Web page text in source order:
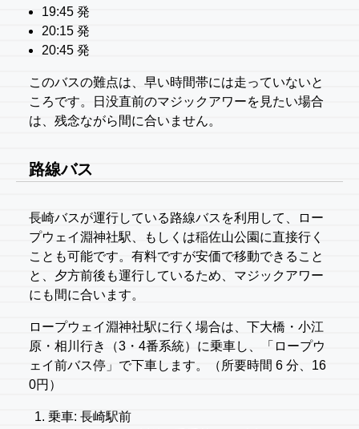
19:45 発
20:15 発
20:45 発
このバスの難点は、早い時間帯には走っていないと
ころです。日没直前のマジックアワーを見たい場合
は、残念ながら間に合いません。
路線バス
長崎バスが運行している路線バスを利用して、ロー
プウェイ淵神社駅、もしくは稲佐山公園に直接行く
ことも可能です。有料ですが安価で移動できること
と、夕方前後も運行しているため、マジックアワー
にも間に合います。
ロープウェイ淵神社駅に行く場合は、下大橋・小江
原・相川行き（3・4番系統）に乗車し、「ロープウ
ェイ前バス停」で下車します。（所要時間 6 分、16
0円）
乗車: 長崎駅前